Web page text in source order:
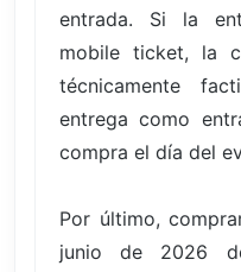
entrada. Si la
mobile ticket, la
técnicamente
entrega como
compra el día del
Por último,
junio de 2026